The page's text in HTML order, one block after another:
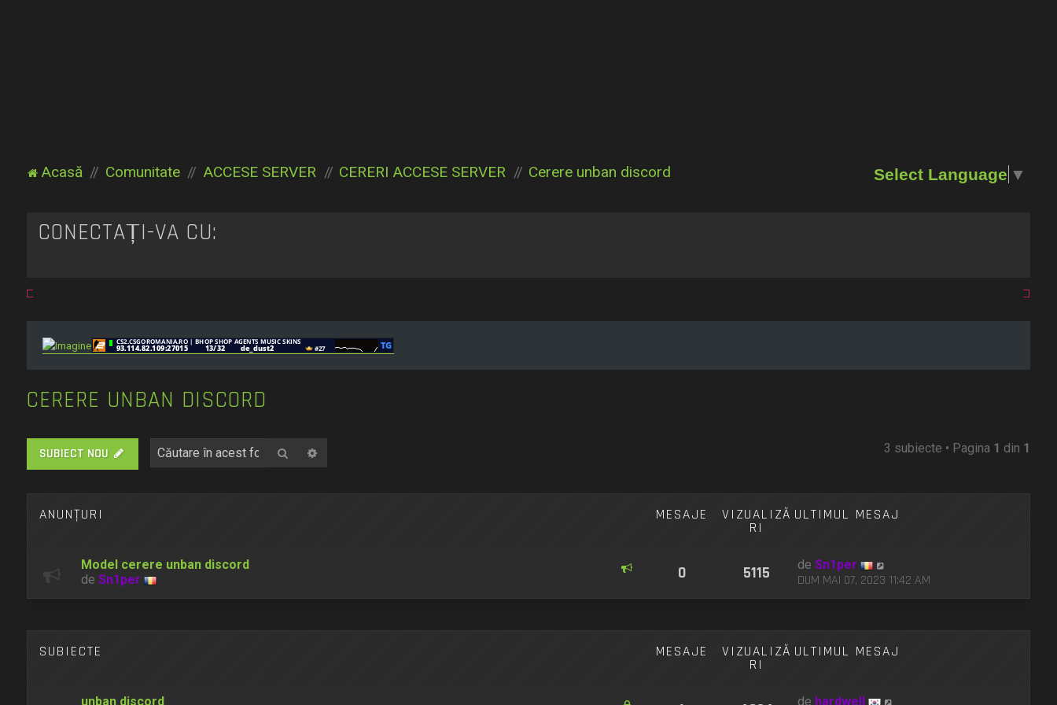
Acasă Comunitate ACCESE SERVER CERERI ACCESE SERVER Cerere unban discord Select Language ▼
CONECTAȚI-VĂ CU:
CERERE UNBAN DISCORD
SUBIECT NOU Căutare 3 subiecte • Pagina 1 din 1
ANUNŢURI MESAJE VIZUALIZĂ
RI
ULTIMUL MESAJ
Model cerere unban discord
de Sn1per 0 5115 deSn1per
DUM MAI 07, 2023 11:42 AM
SUBIECTE MESAJE VIZUALIZĂ
RI
ULTIMUL MESAJ
unban discord
de hardwell